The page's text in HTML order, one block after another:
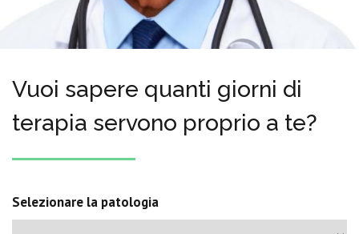
Vuoi sapere quanti giorni di
terapia servono proprio a te?
Selezionare la patologia